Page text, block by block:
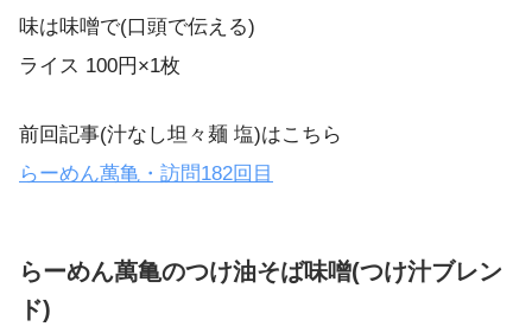
味は味噌で(口頭で伝える)
ライス 100円×1枚
前回記事(汁なし坦々麺 塩)はこちら
らーめん萬亀・訪問182回目
らーめん萬亀のつけ油そば味噌(つけ汁ブレン
ド)